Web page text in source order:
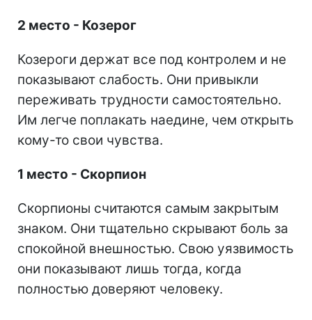
2 место - Козерог
Козероги держат все под контролем и не
показывают слабость. Они привыкли
переживать трудности самостоятельно.
Им легче поплакать наедине, чем открыть
кому-то свои чувства.
1 место - Скорпион
Скорпионы считаются самым закрытым
знаком. Они тщательно скрывают боль за
спокойной внешностью. Свою уязвимость
они показывают лишь тогда, когда
полностью доверяют человеку.